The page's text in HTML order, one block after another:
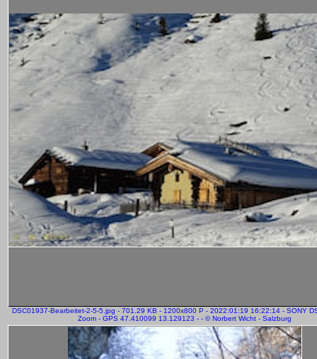
DSC01937-Bearbeitet-2-5-5.jpg - 701.29 KB - 1200x800 P - 2022:01:19 16:22:14 - SONY
Zoom - GPS 47.410099 13.129123 - - © Norbert Wicht - Salzburg